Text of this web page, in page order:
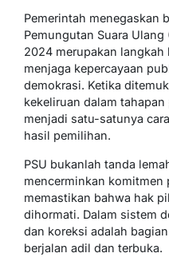
Pemerintah menegaskan
Pemungutan Suara Ulang
2024 merupakan
menjaga kepercayaan
demokrasi. Ketika
kekeliruan dalam
menjadi satu-satunya
hasil pemilihan.
PSU bukanlah tanda
mencerminkan komitmen
memastikan bahwa hak
dihormati. Dalam sistem
dan koreksi adalah
berjalan adil dan terbuka.